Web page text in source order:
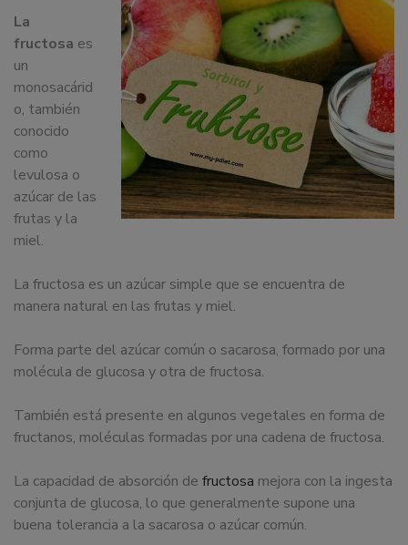
la
docencia
sobre
la
alimentaria
tanto
para
particulares,
organismos,
eventos.
La
fructosa es
un
monosacárid
o, también
conocido
como
levulosa o
azúcar de las
frutas y la
miel.
La fructosa es un azúcar simple que se encuentra de
manera natural en las frutas y miel.
Forma parte del azúcar común o sacarosa, formado por una
molécula de glucosa y otra de fructosa.
También está presente en algunos vegetales en forma de
fructanos, moléculas formadas por una cadena de fructosa.
La capacidad de absorción de fructosa mejora con la ingesta
conjunta de glucosa, lo que generalmente supone una
buena tolerancia a la sacarosa o azúcar común.